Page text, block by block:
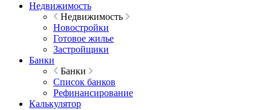
Недвижимость
Недвижимость
Новостройки
Готовое жилье
Застройщики
Банки
Банки
Список банков
Рефинансирование
Калькулятор